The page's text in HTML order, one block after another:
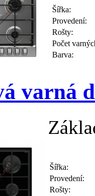
Šířka:
Provedení:
Rošty:
Počet
Barva:
varná
Šířka:
Provedení:
Rošty: